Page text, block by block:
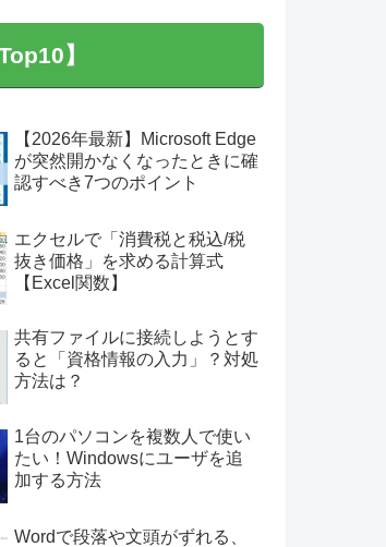
】
【2026年最新】Microsoft Edge
が突然開かなくなったときに確
認すべき7つのポイント
エクセルで「消費税と税込/税
抜き価格」を求める計算式
【Excel関数】
共有ファイルに接続しようとす
ると「資格情報の入力」？対処
方法は？
1台のパソコンを複数人で使い
たい！Windowsにユーザを追
加する方法
Wordで段落や文頭がずれる、